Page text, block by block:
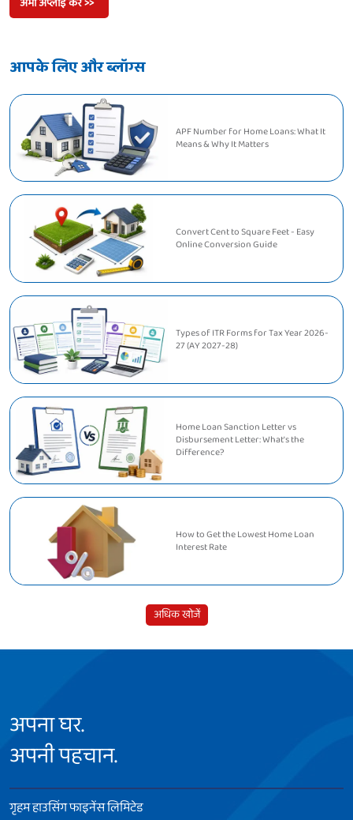
आपके लिए और ब्लॉग्स
APF Number for Home Loans: What It
Means & Why It Matters
Convert Cent to Square Feet - Easy
Online Conversion Guide
Types of ITR Forms for Tax Year 2026-
27 (AY 2027-28)
Home Loan Sanction Letter vs
Disbursement Letter: What's the
Difference?
How to Get the Lowest Home Loan
Interest Rate
अधिक खोजें
अपना घर.
अपनी पहचान.
गृहम हाउसिंग फाइनेंस लिमिटेड